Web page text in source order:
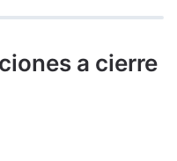
a cierre